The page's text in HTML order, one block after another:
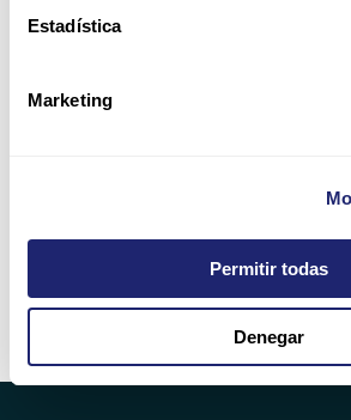
Estadística
Marketing
Permitir todas
Denegar
Guarda mi nombre, correo
navegador para la próxima vez que